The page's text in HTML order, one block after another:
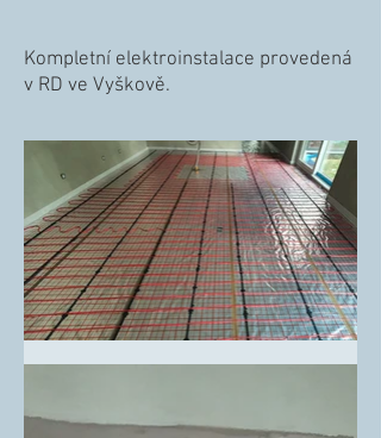
Kompletní elektroinstalace provedená
v RD ve Vyškově.